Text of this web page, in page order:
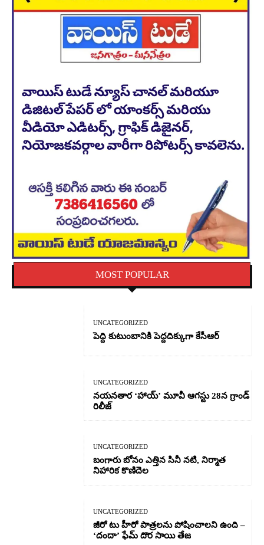
MOST POPULAR
UNCATEGORIZED
పెద్ది కుటుంబానికి పెద్దదిక్కుగా కేసీఆర్
UNCATEGORIZED
నయనతార ‘హాయ్’ మూవీ ఆగస్టు 28న గ్రాండ్
రిలీజ్
UNCATEGORIZED
బంగారు బోనం ఎత్తిన సినీ నటి, నిర్మాత
నిహారిక కొణిదెల
UNCATEGORIZED
జీరో టు హీరో పాత్రలను పోషించాలని ఉంది –
‘దందా’ ఫేమ్ దొర సాయి తేజ